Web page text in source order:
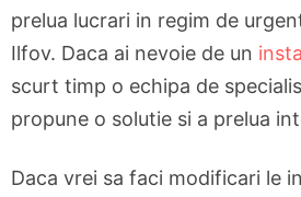
prelua lucrari in regim de
Ilfov. Daca ai nevoie de un
scurt timp o echipa de
propune o solutie si a prelua
Daca vrei sa faci modificari le